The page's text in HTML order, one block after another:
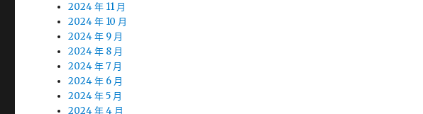
2024 年 11 月
2024 年 10 月
2024 年 9 月
2024 年 8 月
2024 年 7 月
2024 年 6 月
2024 年 5 月
2024 年 4 月